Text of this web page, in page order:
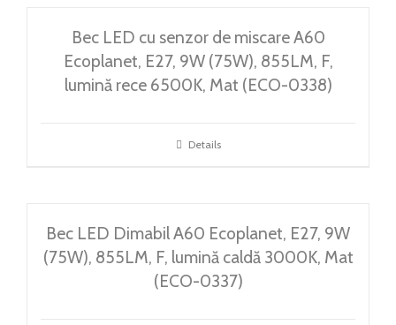
Bec LED cu senzor de miscare A60
Ecoplanet, E27, 9W (75W), 855LM, F,
lumină rece 6500K, Mat (ECO-0338)
Details
Bec LED Dimabil A60 Ecoplanet, E27, 9W
(75W), 855LM, F, lumină caldă 3000K, Mat
(ECO-0337)